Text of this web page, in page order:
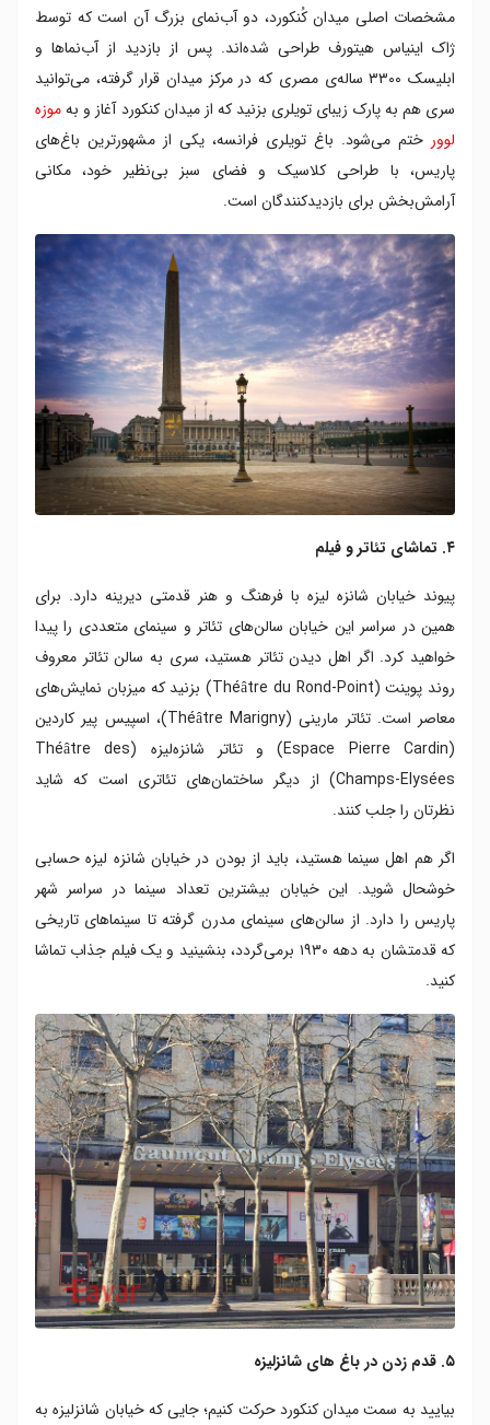
مشخصات اصلی میدان کُنکورد، دو آب‌نمای بزرگ آن است که توسط
ژاک اینیاس هیتورف طراحی ‌شده‌اند. پس از بازدید از آب‌نماها و
ابلیسک ۳۳۰۰ ساله‌ی مصری که در مرکز میدان قرار گرفته، می‌توانید
سری هم به پارک زیبای تویلری بزنید که از میدان کنکورد آغاز و بهموزه
لوور ختم می‌شود. باغ تویلری فرانسه، یکی از مشهورترین باغ‌های
پاریس، با طراحی کلاسیک و فضای سبز بی‌نظیر خود، مکانی
آرامش‌بخش برای بازدیدکنندگان است.
۴. تماشای تئاتر و فیلم
پیوند خیابان شانزه لیزه با فرهنگ و هنر قدمتی دیرینه دارد. برای
همین در سراسر این خیابان سالن‌های تئاتر و سینمای متعددی را پیدا
خواهید کرد. اگر اهل دیدن تئاتر هستید، سری به سالن تئاتر معروف
روند پوینت (Théâtre du Rond-Point) بزنید که میزبان نمایش‌های
معاصر است. تئاتر مارینی (Théâtre Marigny)، اسپیس پیر کاردین
(Espace Pierre Cardin) و تئاتر شانزه‌لیزه (Théâtre des
Champs-Elysées) از دیگر ساختمان‌های تئاتری است که شاید
نظرتان را جلب کنند.
اگر هم اهل سینما هستید، باید از بودن در خیابان شانزه لیزه حسابی
خوشحال شوید. این خیابان بیشترین تعداد سینما در سراسر شهر
پاریس را دارد. از سالن‌های سینمای مدرن گرفته تا سینماهای تاریخی
که قدمتشان به دهه ۱۹۳۰ برمی‌گردد، بنشینید و یک فیلم جذاب تماشا
کنید.
۵. قدم زدن در باغ های شانزلیزه
بیایید به سمت میدان کنکورد حرکت کنیم؛ جایی که خیابان شانزلیزه به